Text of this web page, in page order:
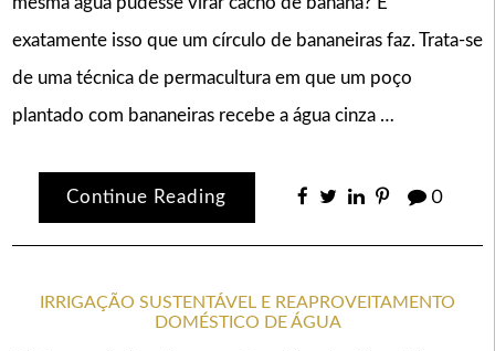
exatamente isso que um círculo de bananeiras faz. Trata-se
de uma técnica de permacultura em que um poço
plantado com bananeiras recebe a água cinza …
Continue Reading 0
IRRIGAÇÃO SUSTENTÁVEL E REAPROVEITAMENTO
DOMÉSTICO DE ÁGUA